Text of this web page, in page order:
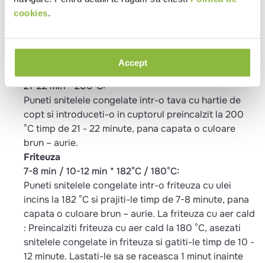
cookies.
Accept
Potrivit pentru
Metode de preparare
21-22 min * 200°C:
Puneti snitelele congelate intr-o tava cu hartie de
copt si introduceti-o in cuptorul preincalzit la 200
°C timp de 21 - 22 minute, pana capata o culoare
brun – aurie.
Friteuza
7-8 min / 10-12 min * 182°C / 180°C:
Puneti snitelele congelate intr-o friteuza cu ulei
incins la 182 °C si prajiti-le timp de 7-8 minute, pana
capata o culoare brun – aurie. La friteuza cu aer cald
: Preincalziti friteuza cu aer cald la 180 °C, asezati
snitelele congelate in friteuza si gatiti-le timp de 10 -
12 minute. Lastati-le sa se raceasca 1 minut inainte